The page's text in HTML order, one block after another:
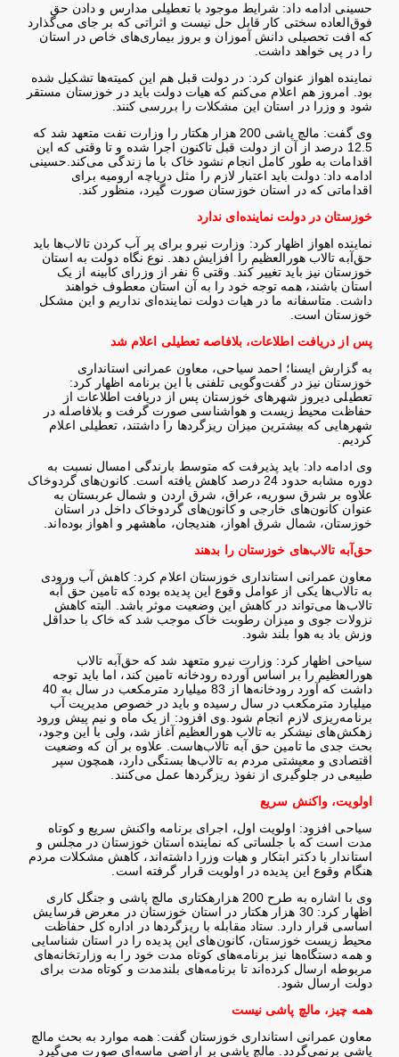
حسینی ادامه داد: شرایط موجود با تعطیلی مدارس و دادن حق
فوق‌العاده سختی کار قابل حل نیست و اثراتی که بر جای می‌گذارد
که افت تحصیلی دانش آموزان و بروز بیماری‌های خاص در استان
را در پی خواهد داشت.
نماینده اهواز عنوان کرد: در دولت قبل هم این کمیته‌ها تشکیل شده
بود. امروز هم اعلام می‌کنم که هیات دولت باید در خوزستان مستقر
شود و وزرا در استان این مشکلات را بررسی کنند.
وی گفت: مالچ پاشی 200 هزار هکتار را وزارت نفت متعهد شد که
12.5 درصد از آن از دولت قبل تاکنون اجرا شده و تا وقتی که این
اقدامات به طور کامل انجام نشود خاک با ما زندگی می‌کند.حسینی
ادامه داد: دولت باید اعتبار لازم را مثل دریاچه ارومیه برای
اقداماتی که در استان خوزستان صورت گیرد، منظور کند.
خوزستان در دولت نماینده‌ای ندارد
نماینده اهواز اظهار کرد: وزارت نیرو برای پر آب کردن تالاب‌ها باید
حق‌آبه تالاب هورالعظیم را افزایش دهد. نوع نگاه دولت به استان
خوزستان نیز باید تغییر کند. وقتی 6 نفر از وزرای کابینه از یک
استان باشند، همه توجه خود را به آن استان معطوف خواهند
داشت. متاسفانه ما در هیات دولت نماینده‌ای نداریم و این مشکل
خوزستان است.
پس از دریافت اطلاعات، بلافاصه تعطیلی اعلام شد
به گزارش ایسنا؛ احمد سیاحی، معاون عمرانی استانداری
خوزستان نیز در گفت‌وگویی تلفنی با این برنامه اظهار کرد:
تعطیلی دیروز شهرهای خوزستان پس از دریافت اطلاعات از
حفاظت محیط زیست و هواشناسی صورت گرفت و بلافاصله در
شهرهایی که بیشترین میزان ریزگردها را داشتند، تعطیلی اعلام
کردیم.
وی ادامه داد: باید پذیرفت که متوسط بارندگی امسال نسبت به
دوره مشابه حدود 24 درصد کاهش یافته است. کانون‌های گردوخاک
علاوه بر شرق سوریه، عراق، شرق اردن و شمال عربستان به
عنوان کانون‌های خارجی و کانون‌های گردوخاک داخل در استان
خوزستان، شمال شرق اهواز، هندیجان، ماهشهر و اهواز بوده‌اند.
حق‌آبه تالاب‌های خوزستان را بدهند
معاون عمرانی استانداری خوزستان اعلام کرد: کاهش آب ورودی
به تالاب‌ها یکی از عوامل وقوع این پدیده بوده که تامین حق آبه
تالاب‌ها می‌تواند در کاهش این وضعیت موثر باشد. البته کاهش
نزولات جوی و میزان رطوبت خاک موجب شد که خاک با حداقل
وزش باد به هوا بلند شود.
سیاحی اظهار کرد: وزارت نیرو متعهد شد که حق‌آبه تالاب
هورالعظیم را بر اساس آورده رودخانه تامین کند، اما باید توجه
داشت که آورد رودخانه‌ها از 83 میلیارد مترمکعب در سال به 40
میلیارد مترمکعب در سال رسیده و باید در خصوص مدیریت آب
برنامه‌ریزی لازم انجام شود.وی افزود: از یک ماه و نیم پیش ورود
زهکش‌های نیشکر به تالاب هورالعظیم آغاز شد، ولی با این وجود،
بحث جدی ما تامین حق آبه تالاب‌هاست. علاوه بر آن که وضعیت
اقتصادی و معیشتی مردم به تالاب‌ها بستگی دارد، همچون سپر
طبیعی در جلوگیری از نفوذ ریزگردها عمل می‌کنند.
اولویت، واکنش سریع
سیاحی افزود: اولویت اول، اجرای برنامه واکنش سریع و کوتاه
مدت است که با جلساتی که نماینده استان خوزستان در مجلس و
استاندار با دکتر ابتکار و هیات وزرا داشته‌اند، کاهش مشکلات مردم
هنگام وقوع این پدیده در اولویت قرار گرفته است.
وی با اشاره به طرح 200 هزارهکتاری مالچ پاشی و جنگل کاری
اظهار کرد: 30 هزار هکتار در استان خوزستان در معرض فرسایش
اساسی قرار دارد. ستاد مقابله با ریزگردها در اداره کل حفاظت
محیط زیست خوزستان، کانون‌های این پدیده را در استان شناسایی
و همه دستگاه‌ها نیز برنامه‌های کوتاه مدت خود را به وزارتخانه‌های
مربوطه ارسال کرده‌اند تا برنامه‌های بلندمدت و کوتاه مدتبرای
دولت ارسال شود.
همه چیز، مالچ پاشی نیست
معاون عمرانی استانداری خوزستان گفت: همه موارد به بحث مالچ
پاشی برنمی‌گردد. مالچ پاشی بر اراضی ماسه‌ای صورت می‌گیرد